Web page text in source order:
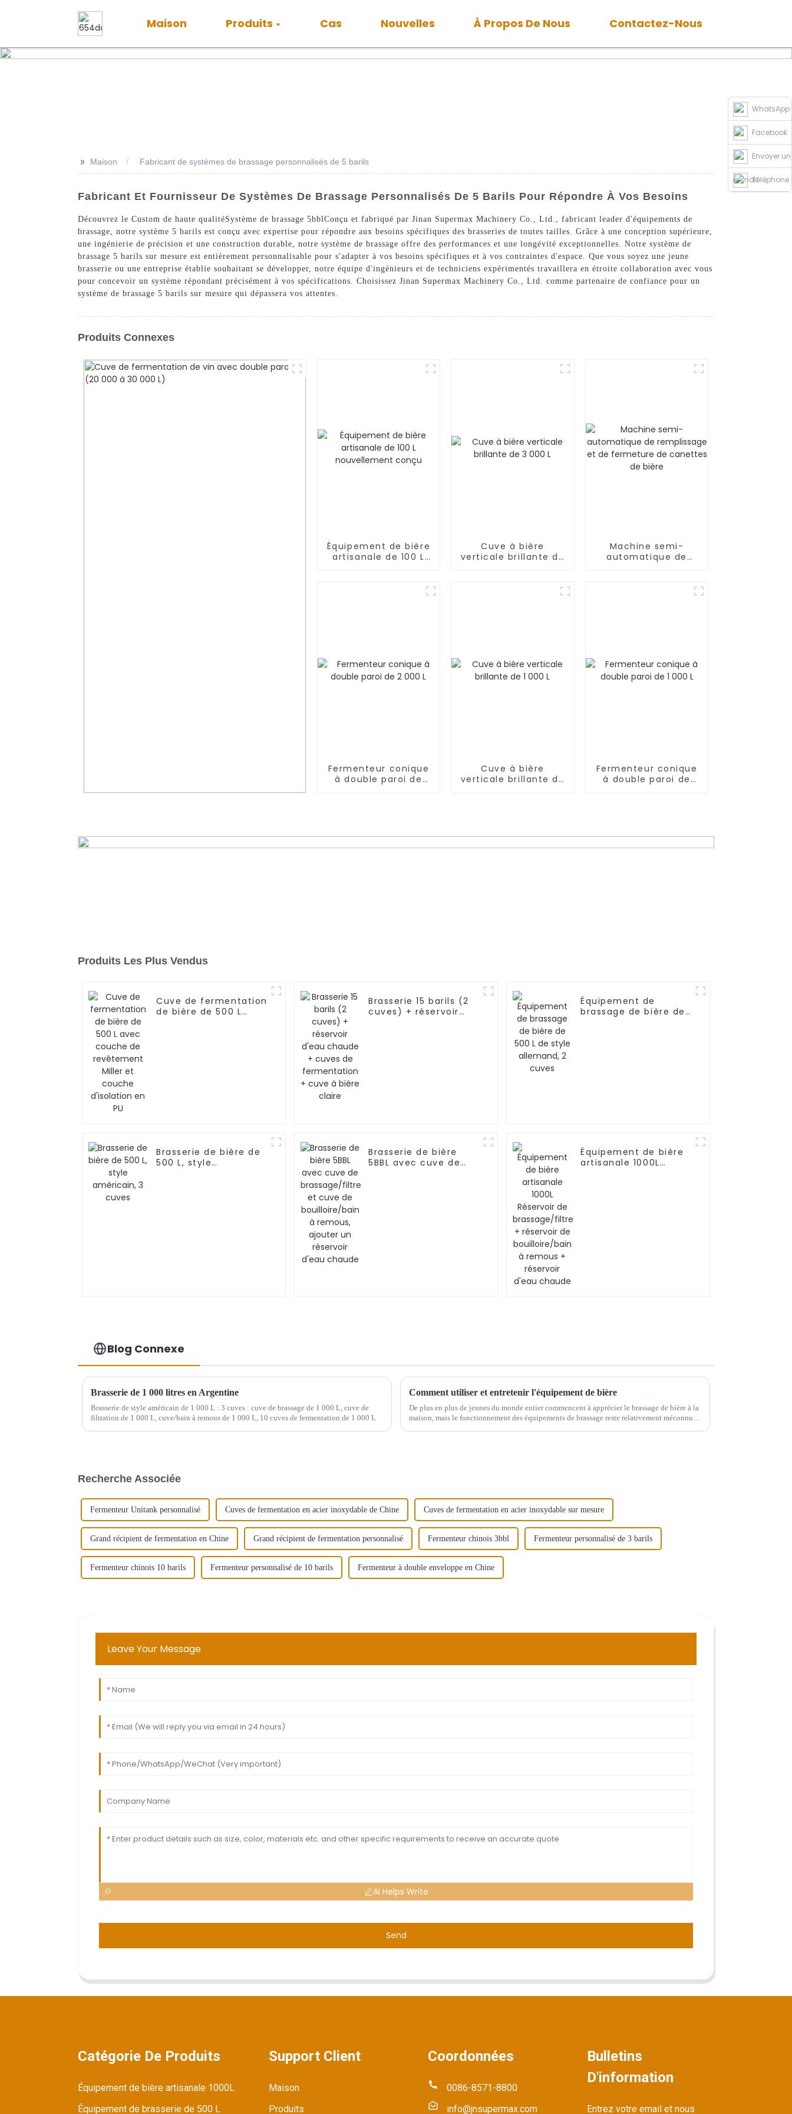
Maison Produits Cas Nouvelles À Propos De Nous Contactez-Nous
WhatsApp
Facebook
Envoyer un
e-mailTéléphone
>> Maison Fabricant de systèmes de brassage personnalisés de 5 barils
Fabricant Et Fournisseur De Systèmes De Brassage Personnalisés De 5 Barils Pour Répondre À Vos Besoins
Découvrez le Custom de haute qualitéSystème de brassage 5bbl Conçu et fabriqué par Jinan Supermax Machinery Co., Ltd., fabricant leader d'équipements de
brassage, notre système 5 barils est conçu avec expertise pour répondre aux besoins spécifiques des brasseries de toutes tailles. Grâce à une conception supérieure,
une ingénierie de précision et une construction durable, notre système de brassage offre des performances et une longévité exceptionnelles. Notre système de
brassage 5 barils sur mesure est entièrement personnalisable pour s'adapter à vos besoins spécifiques et à vos contraintes d'espace. Que vous soyez une jeune
brasserie ou une entreprise établie souhaitant se développer, notre équipe d'ingénieurs et de techniciens expérimentés travaillera en étroite collaboration avec vous
pour concevoir un système répondant précisément à vos spécifications. Choisissez Jinan Supermax Machinery Co., Ltd. comme partenaire de confiance pour un
système de brassage 5 barils sur mesure qui dépassera vos attentes.
Produits Connexes
Équipement de bière
artisanale de 100 L
Cuve à bière
verticale brillante de
Machine semi-
automatique de
Fermenteur conique
à double paroi de
Cuve à bière
verticale brillante de
Fermenteur conique
à double paroi de
Produits Les Plus Vendus
Cuve de fermentation
de bière de 500 L
Brasserie 15 barils (2
cuves) + réservoir
Équipement de
brassage de bière de
Brasserie de bière de
500 L, style
Brasserie de bière
5BBL avec cuve de
Équipement de bière
artisanale 1000L
Blog Connexe
Brasserie de 1 000 litres en Argentine
Brasserie de style américain de 1 000 L : 3 cuves : cuve de brassage de 1 000 L, cuve de
filtration de 1 000 L, cuve/bain à remous de 1 000 L, 10 cuves de fermentation de 1 000 L
Comment utiliser et entretenir l'équipement de bière
De plus en plus de jeunes du monde entier commencent à apprécier le brassage de bière à la
maison, mais le fonctionnement des équipements de brassage reste relativement méconnu.
Recherche Associée
Fermenteur Unitank personnalisé Cuves de fermentation en acier inoxydable de Chine Cuves de fermentation en acier inoxydable sur mesure
Grand récipient de fermentation en Chine Grand récipient de fermentation personnalisé Fermenteur chinois 3bbl Fermenteur personnalisé de 3 barils
Fermenteur chinois 10 barils Fermenteur personnalisé de 10 barils Fermenteur à double enveloppe en Chine
Leave Your Message
AI Helps Write
Send
Catégorie De Produits
Équipement de bière artisanale 1000L
Équipement de brasserie de 500 L
Support Client
Maison
Produits
Coordonnées
0086-8571-8800
info@jnsupermax.com
Bulletins
D'information
Entrez votre email et nous